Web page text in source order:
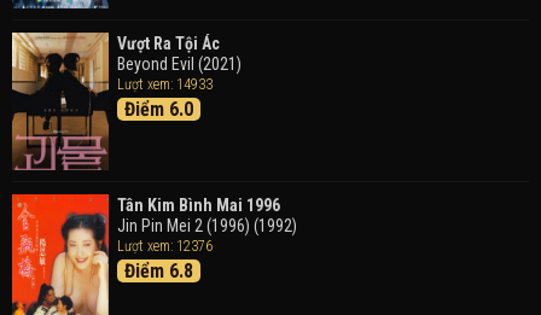
Vượt Ra Tội Ác
Beyond Evil (2021)
Lượt xem: 14933
Điểm 6.0
Tân Kim Bình Mai 1996
Jin Pin Mei 2 (1996) (1992)
Lượt xem: 12376
Điểm 6.8